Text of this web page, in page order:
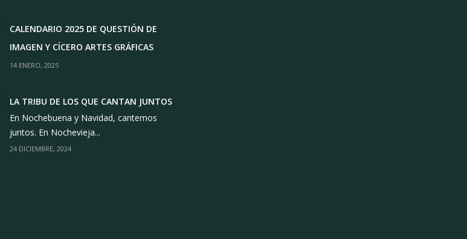
CALENDARIO 2025 DE QUESTIÓN DE
IMAGEN Y CÍCERO ARTES GRÁFICAS
14 ENERO, 2025
LA TRIBU DE LOS QUE CANTAN JUNTOS
En Nochebuena y Navidad, cantemos
juntos. En Nochevieja...
24 DICIEMBRE, 2024